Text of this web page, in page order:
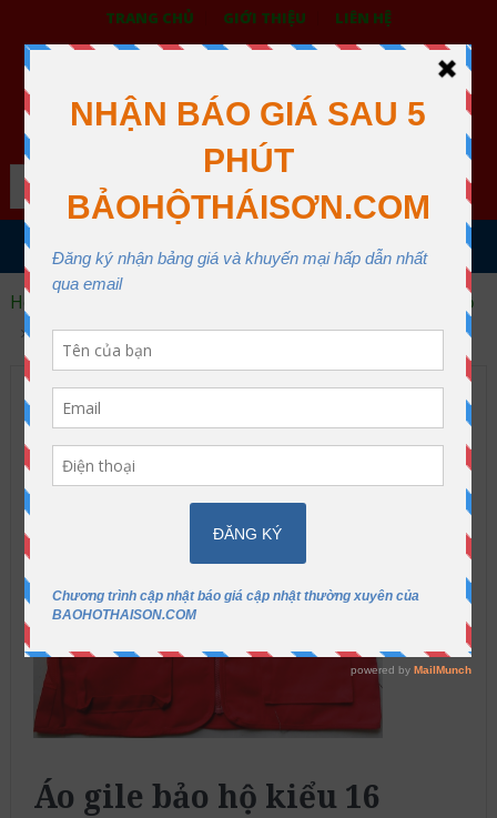
TRANG CHỦ GIỚI THIỆU LIÊN HỆ
BẢO HỘ LAO ĐỘNG THÁI SƠN
XƯỞNG MAY THÁI SƠN QUẬN 12
Search
MENU
Home Áo gile bảo hộ
Áo gile bảo hộ kiểu 16
Áo gile bảo hộ kiểu 16